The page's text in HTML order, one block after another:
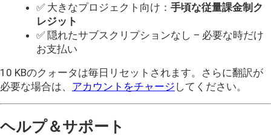
✅ 大きなプロジェクト向け： 手頃な従量課金制ク
レジット
✅ 隠れたサブスクリプションなし – 必要な時だけ
お支払い
10 KBのクォータは毎日リセットされます。さらに翻訳が
必要な場合は、 アカウントをチャージ してください。
ヘルプ＆サポート